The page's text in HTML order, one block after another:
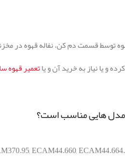
توسط قسمت دم کن، نفاله قهوه در
تعمیر قهوه
,ECAM44.660,